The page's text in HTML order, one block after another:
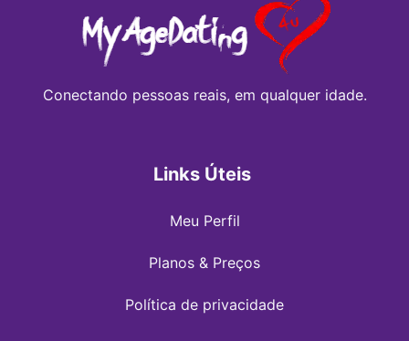
Conectando pessoas reais, em qualquer idade.
Links Úteis
Meu Perfil
Planos & Preços
Política de privacidade